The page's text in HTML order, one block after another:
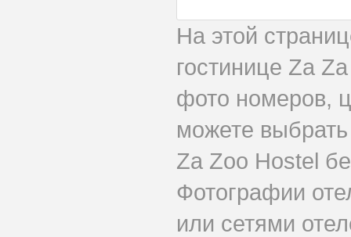
На этой
гостинице Za
фото номеров,
можете
Za Zoo Hostel
Фотографии
или сетями